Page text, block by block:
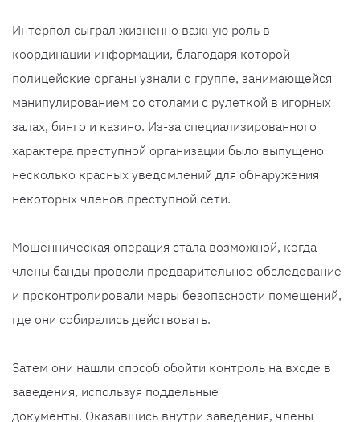
Интерпол сыграл жизненно важную роль в
координации информации, благодаря которой
полицейские органы узнали о группе, занимающейся
манипулированием со столами с рулеткой в ​​игорных
залах, бинго и казино. Из-за специализированного
характера преступной организации было выпущено
несколько красных уведомлений для обнаружения
некоторых членов преступной сети.
Мошенническая операция стала возможной, когда
члены банды провели предварительное обследование
и проконтролировали меры безопасности помещений,
где они собирались действовать.
Затем они нашли способ обойти контроль на входе в
заведения, используя поддельные
документы. Оказавшись внутри заведения, члены